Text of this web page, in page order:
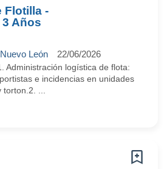
Flotilla -
Años
Nuevo León 22/06/2026
Administración logística de flota:
e incidencias en unidades
...